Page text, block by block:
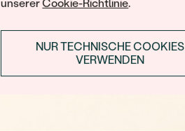
unsererCookie-Richtlinie.
NUR TECHNISCHE COOKIES
VERWENDEN